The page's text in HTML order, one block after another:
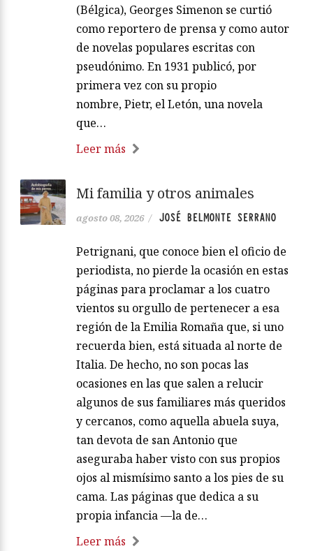
(Bélgica), Georges Simenon se curtió
como reportero de prensa y como autor
de novelas populares escritas con
pseudónimo. En 1931 publicó, por
primera vez con su propio
nombre, Pietr, el Letón, una novela
que…
Leer más
Mi familia y otros animales
agosto 08, 2026 / JOSÉ BELMONTE SERRANO
Petrignani, que conoce bien el oficio de
periodista, no pierde la ocasión en estas
páginas para proclamar a los cuatro
vientos su orgullo de pertenecer a esa
región de la Emilia Romaña que, si uno
recuerda bien, está situada al norte de
Italia. De hecho, no son pocas las
ocasiones en las que salen a relucir
algunos de sus familiares más queridos
y cercanos, como aquella abuela suya,
tan devota de san Antonio que
aseguraba haber visto con sus propios
ojos al mismísimo santo a los pies de su
cama. Las páginas que dedica a su
propia infancia —la de…
Leer más